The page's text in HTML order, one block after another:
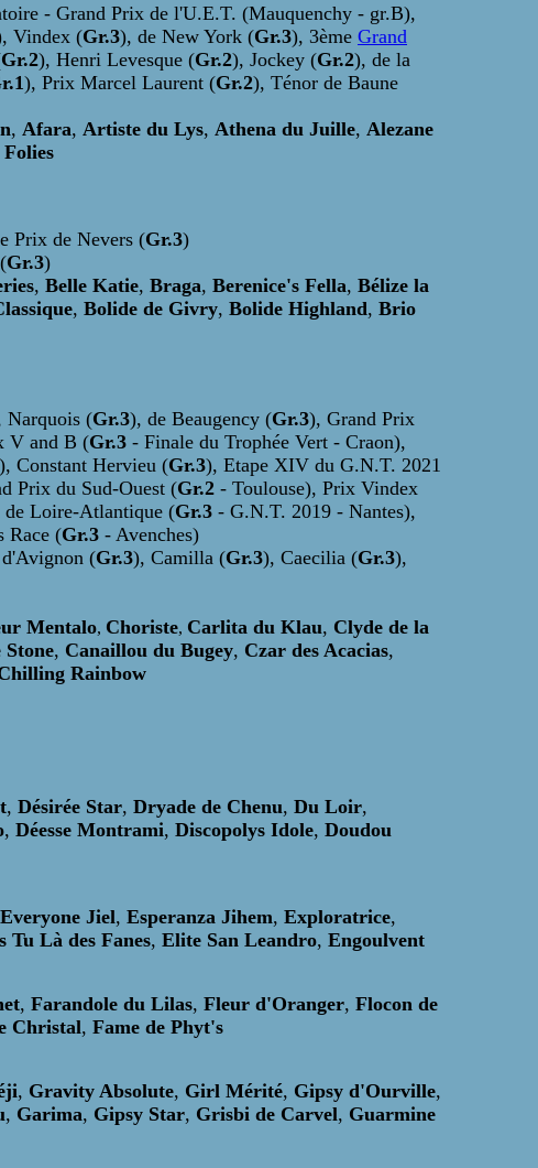
- Grand Prix de l'U.E.T. (Mauquenchy - gr.B),
Vindex (Gr.3), de New York (Gr.3), 3ème Grand
Gr.2), Henri Levesque (Gr.2), Jockey (Gr.2), de la
), Prix Marcel Laurent (Gr.2), Ténor de Baune
, Afara, Artiste du Lys, Athena du Juille, Alezane
Folies
Prix de Nevers (Gr.3)
Gr.3)
, Belle Katie, Braga, Berenice's Fella, Bélize la
, Bolide de Givry, Bolide Highland, Brio
Narquois (Gr.3), de Beaugency (Gr.3), Grand Prix
V and B (Gr.3 - Finale du Trophée Vert - Craon),
), Constant Hervieu (Gr.3), Etape XIV du G.N.T. 2021
Prix du Sud-Ouest (Gr.2 - Toulouse), Prix Vindex
de Loire-Atlantique (Gr.3 - G.N.T. 2019 - Nantes),
Race (Gr.3 - Avenches)
(Gr.3), Camilla (Gr.3), Caecilia (Gr.3),
Mentalo, Choriste, Carlita du Klau, Clyde de la
Stone, Canaillou du Bugey, Czar des Acacias,
Rainbow
, Désirée Star, Dryade de Chenu, Du Loir,
, Déesse Montrami, Discopolys Idole, Doudou
Everyone Jiel, Esperanza Jihem, Exploratrice,
Tu Là des Fanes, Elite San Leandro, Engoulvent
, Farandole du Lilas, Fleur d'Oranger, Flocon de
Christal, Fame de Phyt's
, Gravity Absolute, Girl Mérité, Gipsy d'Ourville,
, Garima, Gipsy Star, Grisbi de Carvel, Guarmine